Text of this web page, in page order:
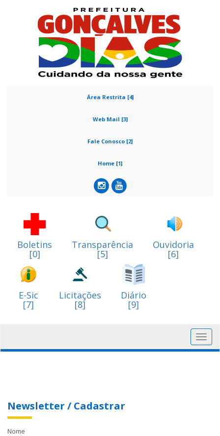
Área Restrita [4]
Web Mail [3]
Fale Conosco [2]
Home [1]
Boletins
[0]
Transparência
[5]
Ouvidoria
[6]
E-Sic
[7]
Licitações
[8]
Diário
[9]
Newsletter / Cadastrar
Nome